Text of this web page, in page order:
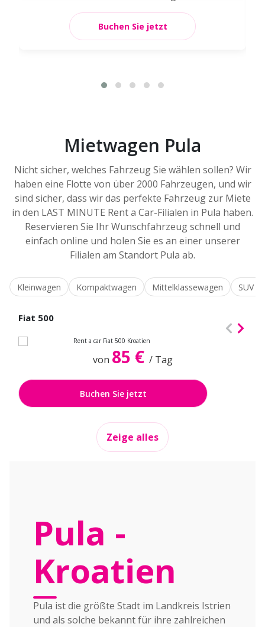
Buchen Sie jetzt
Mietwagen Pula
Nicht sicher, welches Fahrzeug Sie wählen sollen? Wir
haben eine Flotte von über 2000 Fahrzeugen, und wir
sind sicher, dass wir das perfekte Fahrzeug zur Miete
in den LAST MINUTE Rent a Car-Filialen in Pula haben.
Reservieren Sie Ihr Wunschfahrzeug schnell und
einfach online und holen Sie es an einer unserer
Filialen am Standort Pula ab.
Kleinwagen Kompaktwagen Mittelklassewagen SUV /
Fiat 500
von 85 € / Tag
Buchen Sie jetzt
Zeige alles
Pula -
Kroatien
Pula ist die größte Stadt im Landkreis Istrien
und als solche bekannt für ihre zahlreichen